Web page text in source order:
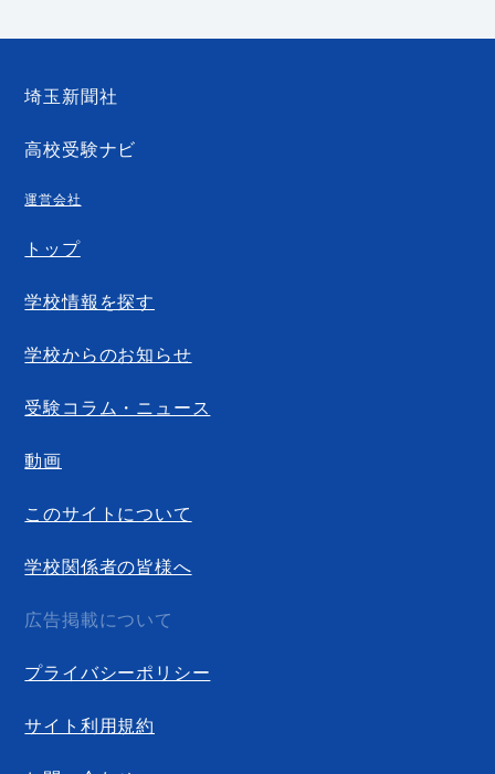
埼玉新聞社
高校受験ナビ
運営会社
トップ
学校情報を探す
学校からのお知らせ
受験コラム・ニュース
動画
このサイトについて
学校関係者の皆様へ
広告掲載について
プライバシーポリシー
サイト利用規約